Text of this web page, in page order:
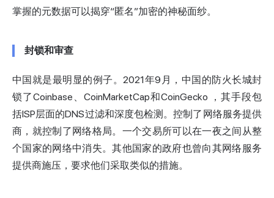
掌握的元数据可以揭穿“匿名”加密的神秘面纱。
封锁和审查
中国就是最明显的例子。2021年9月，中国的防火长城封
锁了Coinbase、CoinMarketCap和CoinGecko ，其手段包
括ISP层面的DNS过滤和深度包检测。控制了网络服务提供
商，就控制了网络格局。一个交易所可以在一夜之间从整
个国家的网络中消失。其他国家的政府也曾向其网络服务
提供商施压，要求他们采取类似的措施。